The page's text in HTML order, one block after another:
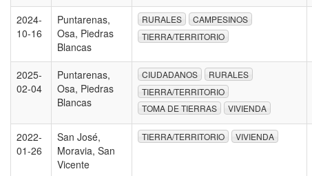
2024-
10-16
Puntarenas,
Osa, Piedras
Blancas
RURALES
CAMPESINOS
TIERRA/TERRITORIO
2025-
02-04
Puntarenas,
Osa, Piedras
Blancas
CIUDADANOS
RURALES
TIERRA/TERRITORIO
TOMA DE TIERRAS
VIVIENDA
2022-
01-26
San José,
Moravia, San
Vicente
TIERRA/TERRITORIO VIVIENDA